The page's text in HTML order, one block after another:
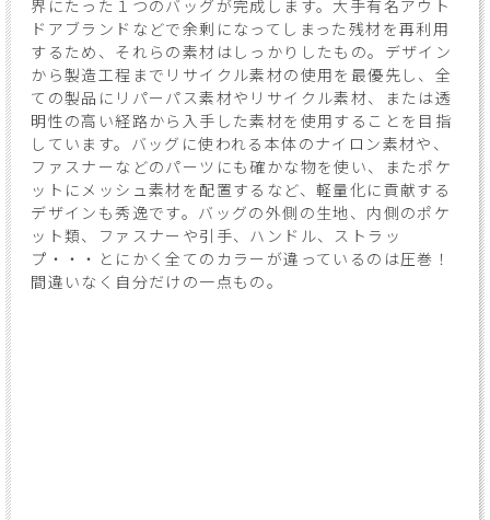
界にたった１つのバッグが完成します。大手有名アウト
ドアブランドなどで余剰になってしまった残材を再利用
するため、それらの素材はしっかりしたもの。デザイン
から製造工程までリサイクル素材の使用を最優先し、全
ての製品にリパーパス素材やリサイクル素材、または透
明性の高い経路から入手した素材を使用することを目指
しています。バッグに使われる本体のナイロン素材や、
ファスナーなどのパーツにも確かな物を使い、またポケ
ットにメッシュ素材を配置するなど、軽量化に貢献する
デザインも秀逸です。バッグの外側の生地、内側のポケ
ット類、ファスナーや引手、ハンドル、ストラッ
プ・・・とにかく全てのカラーが違っているのは圧巻！
間違いなく自分だけの一点もの。